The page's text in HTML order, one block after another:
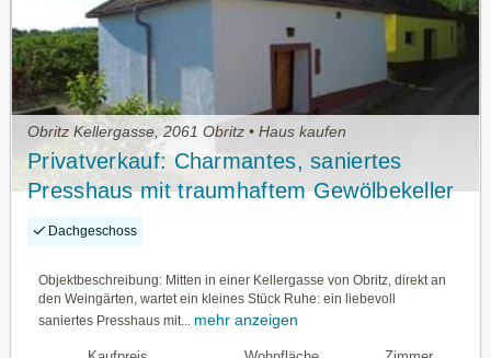
Obritz Kellergasse, 2061 Obritz • Haus kaufen
Privatverkauf: Charmantes, saniertes
Presshaus mit traumhaftem Gewölbekeller
und Übernachtungskomfort - in der
Dachgeschoss
Objektbeschreibung: Mitten in einer Kellergasse von Obritz, direkt an
den Weingärten, wartet ein kleines Stück Ruhe: ein liebevoll
saniertes Presshaus mit... mehr anzeigen